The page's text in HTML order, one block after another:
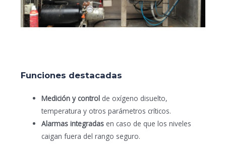
Funciones destacadas
Medición y controlde oxígeno disuelto,
temperatura y otros parámetros críticos.
Alarmas integradasen caso de que los niveles
caigan fuera del rango seguro.